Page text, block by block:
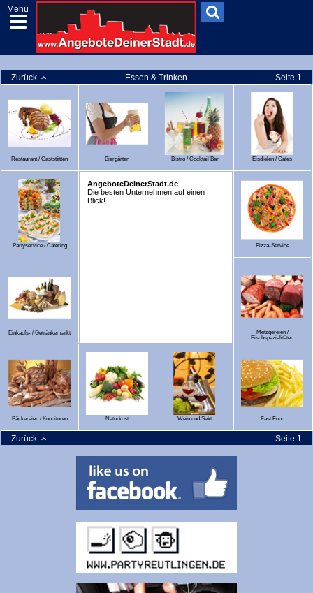
Menü
Zurück Essen & Trinken Seite 1
Restaurant / Gaststätten Biergärten Bistro / Cocktail Bar Eisdielen / Cafes
Partyservice / Catering
AngeboteDeinerStadt.de
Die besten Unternehmen auf einen
Blick!
Pizza-Service
Einkaufs- / Getränkemarkt
Metzgereien /
Fischspezialitäten
Bäckereien / Konditoren Naturkost Wein und Sekt Fast Food
Zurück Seite 1